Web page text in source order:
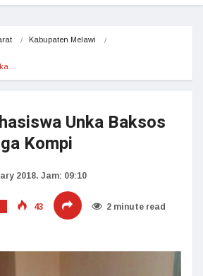
Kabupaten Melawi
Unka Baksos
Kompi
2018. Jam: 09:10
43 2 minute read